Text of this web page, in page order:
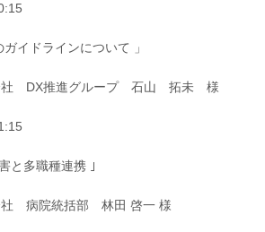
ガイドラインについて 」
社 DX推進グループ 石山 拓未 様
と多職種連携 ｣
社 病院統括部 林田 啓一 様